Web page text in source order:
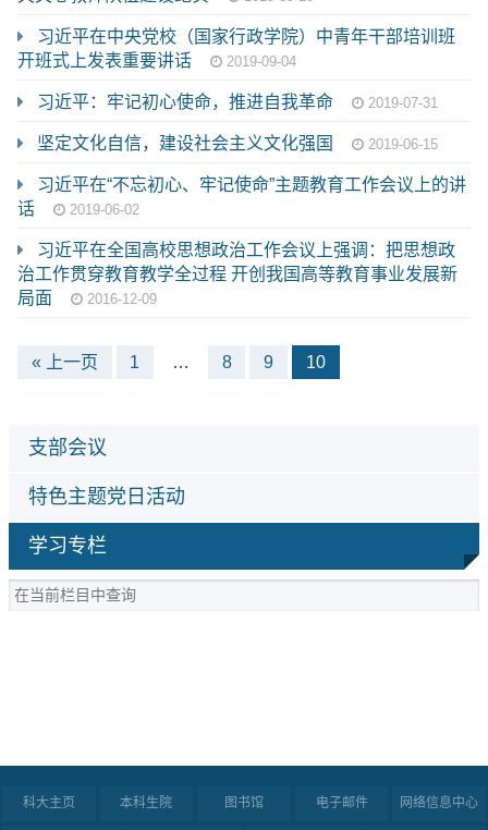
习近平在中央党校（国家行政学院）中青年干部培训班
开班式上发表重要讲话
2019-09-04
习近平：牢记初心使命，推进自我革命 2019-07-31
坚定文化自信，建设社会主义文化强国 2019-06-15
习近平在“不忘初心、牢记使命”主题教育工作会议上的讲
话
2019-06-02
习近平在全国高校思想政治工作会议上强调：把思想政
治工作贯穿教育教学全过程 开创我国高等教育事业发展新
局面
2016-12-09
« 上一页 1 … 8 9 10
支部会议
特色主题党日活动
学习专栏
科大主页 本科生院 图书馆 电子邮件 网络信息中心